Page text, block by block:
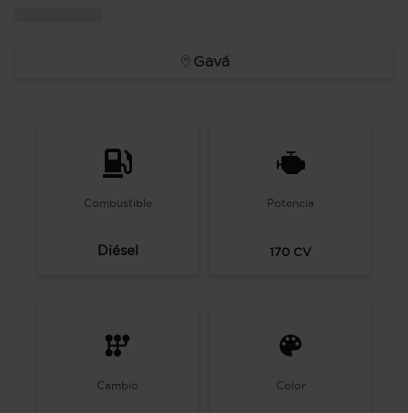
Gavá
Combustible
Diésel
Potencia
170 CV
Cambio Color